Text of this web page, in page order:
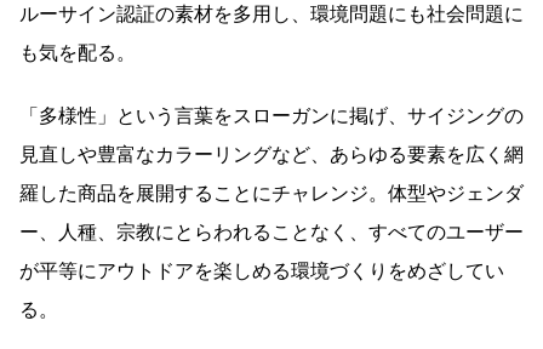
ルーサイン認証の素材を多用し、環境問題にも社会問題に
も気を配る。
「多様性」という言葉をスローガンに掲げ、サイジングの
見直しや豊富なカラーリングなど、あらゆる要素を広く網
羅した商品を展開することにチャレンジ。体型やジェンダ
ー、人種、宗教にとらわれることなく、すべてのユーザー
が平等にアウトドアを楽しめる環境づくりをめざしてい
る。